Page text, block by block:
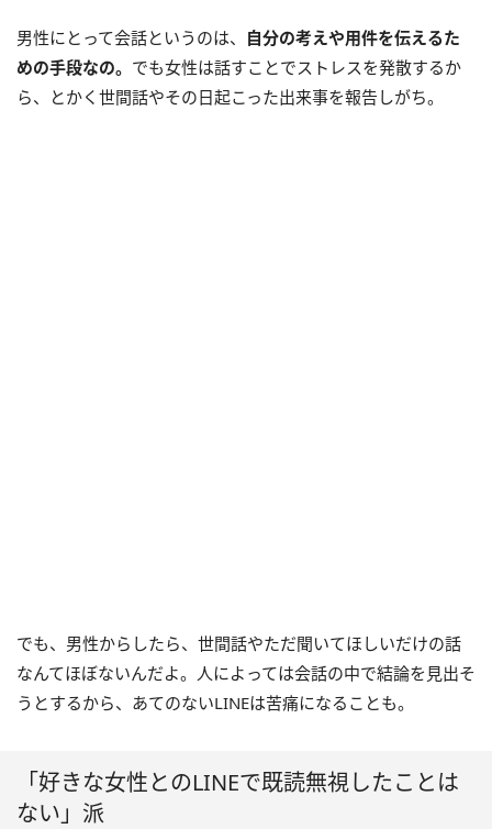
男性にとって会話というのは、 自分の考えや用件を伝えるた
めの手段なの。 でも女性は話すことでストレスを発散するか
ら、とかく世間話やその日起こった出来事を報告しがち。
でも、男性からしたら、世間話やただ聞いてほしいだけの話
なんてほぼないんだよ。人によっては会話の中で結論を見出そ
うとするから、あてのないLINEは苦痛になることも。
「好きな女性とのLINEで既読無視したことは
ない」派